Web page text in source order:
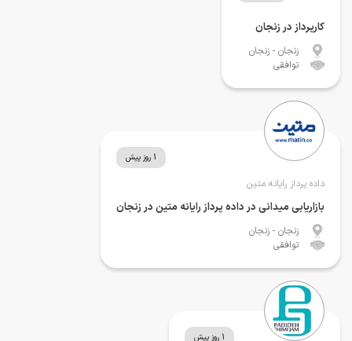
کارپرداز در زنجان
زنجان - زنجان
توافقی
1 روز پیش
داده پرداز رایانه متین
بازاریابی میدانی در داده پرداز رایانه متین در زنجان
زنجان - زنجان
توافقی
1 روز پیش